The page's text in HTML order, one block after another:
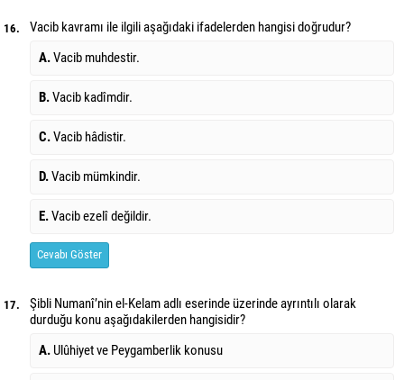
16.
Vacib kavramı ile ilgili aşağıdaki ifadelerden hangisi doğrudur?
A.Vacib muhdestir.
B.Vacib kadîmdir.
C.Vacib hâdistir.
D.Vacib mümkindir.
E.Vacib ezelî değildir.
Cevabı Göster
17.
Şibli Numanî’nin el-Kelam adlı eserinde üzerinde ayrıntılı olarak
durduğu konu aşağıdakilerden hangisidir?
A. Ulûhiyet ve Peygamberlik konusu